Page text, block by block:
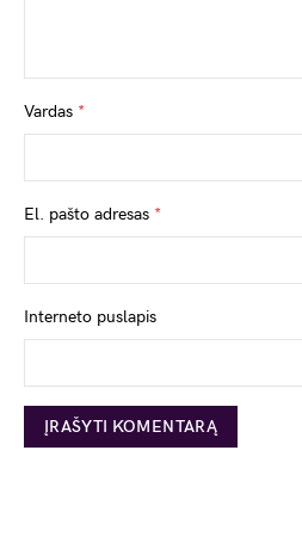
Vardas *
El. pašto adresas *
Interneto puslapis